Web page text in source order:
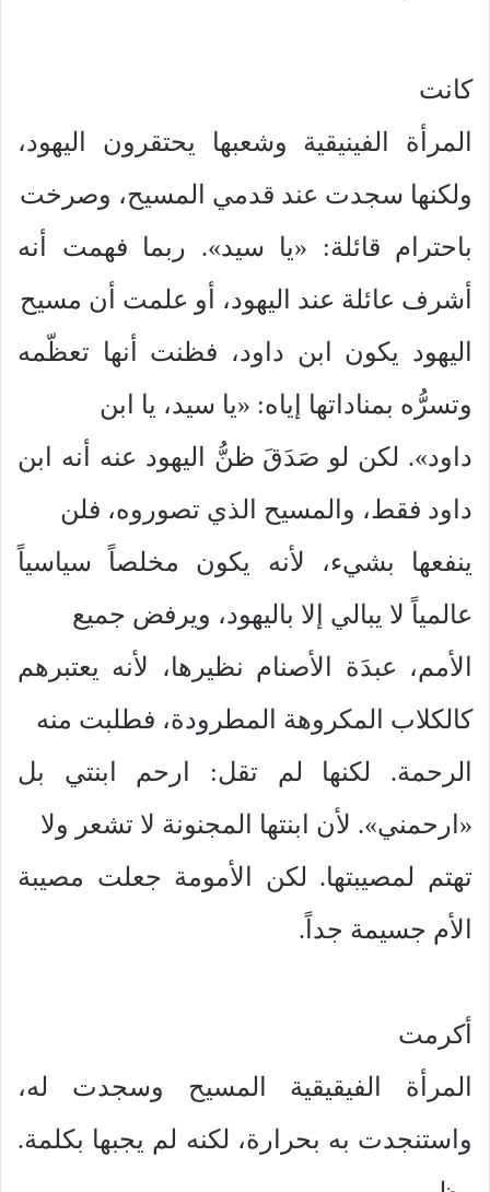
كانت
المرأة الفينيقية وشعبها يحتقرون اليهود،
ولكنها سجدت عند قدمي المسيح، وصرخت
باحترام قائلة: «يا سيد». ربما فهمت أنه
أشرف عائلة عند اليهود، أو علمت أن مسيح
اليهود يكون ابن داود، فظنت أنها تعظّمه
وتسرُّه بمناداتها إياه: «يا سيد، يا ابن
داود». لكن لو صَدَقَ ظنُّ اليهود عنه أنه ابن
داود فقط، والمسيح الذي تصوروه، فلن
ينفعها بشيء، لأنه يكون مخلصاً سياسياً
عالمياً لا يبالي إلا باليهود، ويرفض جميع
الأمم، عبدَة الأصنام نظيرها، لأنه يعتبرهم
كالكلاب المكروهة المطرودة، فطلبت منه
الرحمة. لكنها لم تقل: ارحم ابنتي بل
«ارحمني». لأن ابنتها المجنونة لا تشعر ولا
تهتم لمصيبتها. لكن الأمومة جعلت مصيبة
الأم جسيمة جداً.
أكرمت
المرأة الفيقيقية المسيح وسجدت له،
واستنجدت به بحرارة، لكنه لم يجبها بكلمة.